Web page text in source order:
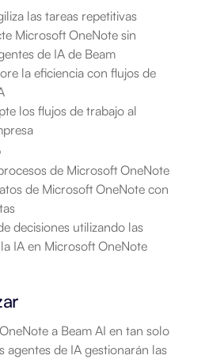
las tareas repetitivas
Microsoft OneNote sin
de IA de Beam
la eficiencia con flujos de
los flujos de trabajo al
de Microsoft OneNote
de Microsoft OneNote con
decisiones utilizando las
IA en Microsoft OneNote
a Beam AI en tan solo
agentes de IA gestionarán las